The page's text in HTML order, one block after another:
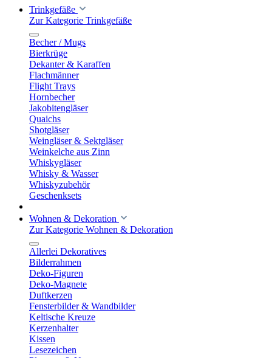
Trinkgefäße
Zur Kategorie Trinkgefäße
Becher / Mugs
Bierkrüge
Dekanter & Karaffen
Flachmänner
Flight Trays
Hornbecher
Jakobitengläser
Quaichs
Shotgläser
Weingläser & Sektgläser
Weinkelche aus Zinn
Whiskygläser
Whisky & Wasser
Whiskyzubehör
Geschenksets
Wohnen & Dekoration
Zur Kategorie Wohnen & Dekoration
Allerlei Dekoratives
Bilderrahmen
Deko-Figuren
Deko-Magnete
Duftkerzen
Fensterbilder & Wandbilder
Keltische Kreuze
Kerzenhalter
Kissen
Lesezeichen